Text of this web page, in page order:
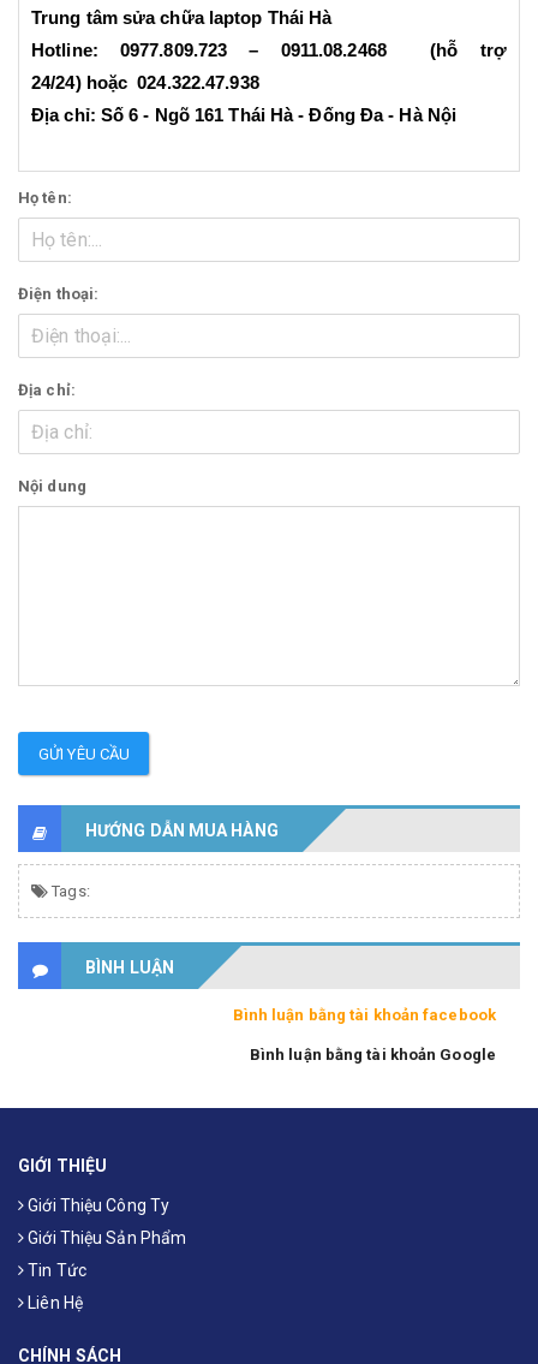
Trung tâm sửa chữa laptop Thái Hà
Hotline: 0977.809.723 – 0911.08.2468 (hỗ trợ
24/24) hoặc 024.322.47.938
Địa chỉ: Số 6 - Ngõ 161 Thái Hà - Đống Đa - Hà Nội
Họ tên:
Điện thoại:
Địa chỉ:
Nội dung
GỬI YÊU CẦU
HƯỚNG DẪN MUA HÀNG
Tags:
BÌNH LUẬN
Bình luận bằng tài khoản facebook
Bình luận bằng tài khoản Google
GIỚI THIỆU
Giới Thiệu Công Ty
Giới Thiệu Sản Phẩm
Tin Tức
Liên Hệ
CHÍNH SÁCH